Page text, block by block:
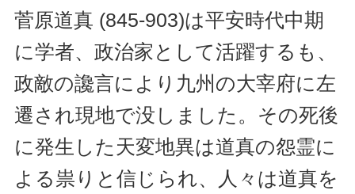
菅原道真 (845-903)は平安時代中期
に学者、政治家として活躍するも、
政敵の讒言により九州の大宰府に左
遷され現地で没しました。その死後
に発生した天変地異は道真の怨霊に
よる祟りと信じられ、人々は道真を